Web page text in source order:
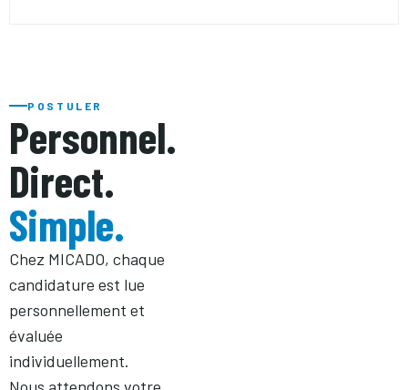
POSTULER
Personnel.
Direct.
Simple.
Chez MICADO, chaque
candidature est lue
personnellement et
évaluée
individuellement.
Nous attendons votre